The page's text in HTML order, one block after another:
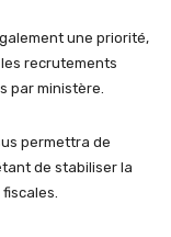
une priorité,
recrutements
par ministère.
permettra de
de stabiliser la